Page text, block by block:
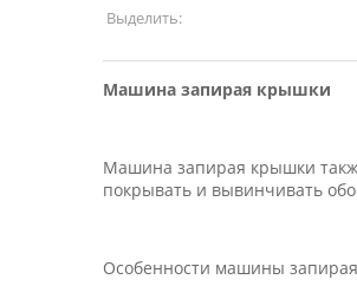
Упаковочный материал
Выделить:
Машина запирая крышки
Машина запирая крышки
покрывать и вывинчивать
Особенности машины